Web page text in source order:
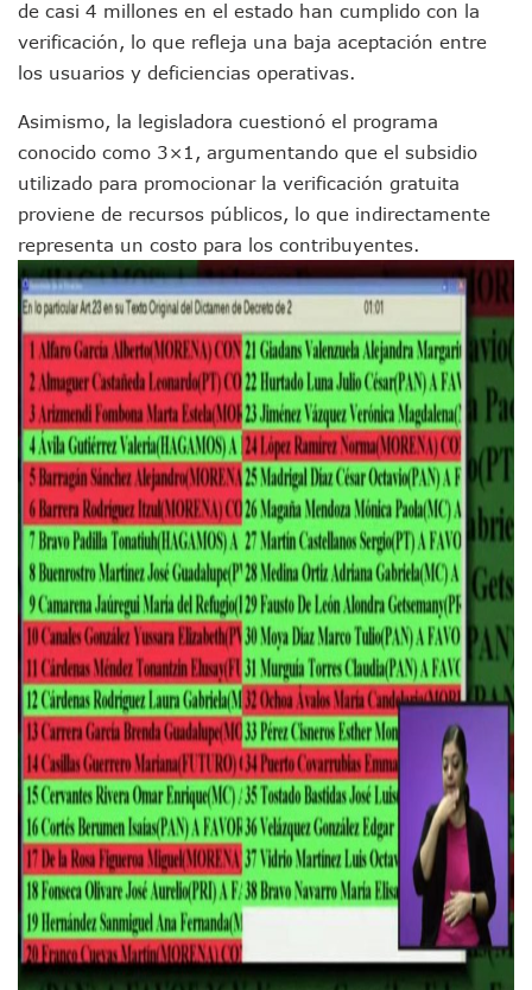
Munguía Es El Sexto Mejor Alcalde De Jalisco, Según
ATM Incorpora 20 Nuevos Camiones Al Corredor Bahía
Colectivos Piden A Lemus Más Ministerios Públicos Para
Caída De “El Mencho” Elevó Percepción De Inseguridad
Mercado Vallarta Incluye Reúne A Emprendedores Locales
Morenistas Imparten Taller En Puerto Vallarta
CEDHJ Señala Violaciones A Derechos De Víctima De
Ayutla Bajo Investigación Tras Reporte De Posible
Maleza Crece En Camellones De La Principal Avenida
Lluvias E Inundaciones No Detienen El Transporte Público
Bruno Blancas Reúne A Especialistas Para Analizar La
Entregan Aparato Auditivo A Don Juan Ramírez En Puerto
Juan Carlos Castro Realiza Asamblea Informativa En La
Huracán En Formación Podría Generar Oleaje Elevado En
Viajar A Puerto Vallarta Este Verano Puede Costar Hasta
Buscan Reducir Riesgos Por Cocodrilos En Playas De
Plantean “Ley Don Juanito” Al Diputado Federal Bruno
Vecinos De La Playita Reciben A Juan Carlos Castro
Asesinan En Oaxaca Al Periodista Francisco Alejandro
Detienen A Cuatro Hombres Armados En Bucerías;
Yussara Canales Pide Transparencia Sobre Nuevo
Adultos Mayores De Ixtapa Tendrán Una “Casa De Día”
Mujeres Recorren Calles De Ixtapa Para Identificar
Bruno Blancas Convoca A Mesa De Análisis Para La
CUCosta E IMSS Nayarit Avanzan En Acuerdos Para
Videos De Presunto Convoy Armado Desatan Operativo
Playa Las Cocinas: Retiran Concesión Y Anuncian Plan De
Dr. Álvarez Zayas Dirige Plan De Salud Animal Y
Por Desaparición Forzada, Expolicías De Nayarit
“El Mayo” Zambada Es Condenado A Morir En Prisión En
Orgullo Vallartense: Zhoemí Luévanos Competirá En El
Brigada Forense Brindará Atención A Familias De
Vecinos De Vallarta 500 Exponen Queja De Vialidades A
Pelea De Extranjera Durante Función De “La Odisea” En
Joven Esgrimista De Puerto Vallarta Asegura Lugar En El
Llegan Camiones “oruga” A Puerto Vallarta Con
Coordinan Operativo Para Las Tradicionales Paseadas
de casi 4 millones en el estado han cumplido con la
verificación, lo que refleja una baja aceptación entre
los usuarios y deficiencias operativas.
Asimismo, la legisladora cuestionó el programa
conocido como 3×1, argumentando que el subsidio
utilizado para promocionar la verificación gratuita
proviene de recursos públicos, lo que indirectamente
representa un costo para los contribuyentes.